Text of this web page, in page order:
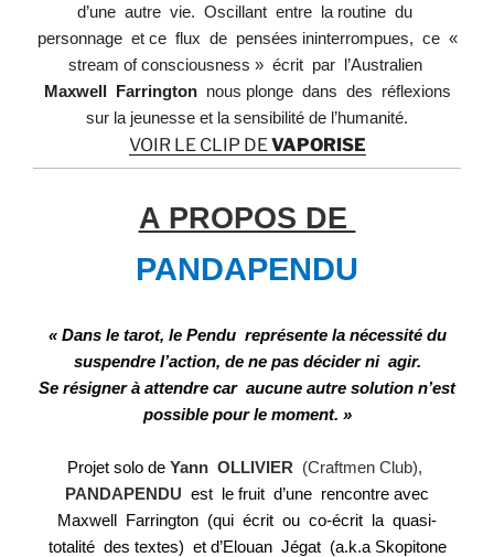
d’une autre vie. Oscillant entre la routine du
personnage et ce flux de pensées ininterrompues, ce «
stream of consciousness » écrit par l’Australien
Maxwell Farringtonnous plonge dans des réflexions
sur la jeunesse et la sensibilité de l’humanité.
VOIR LE CLIP DEVAPORISE
A PROPOS DE
PANDAPENDU
« Dans le tarot, le Pendu représente la nécessité du
suspendre l’action, de ne pas décider ni agir.
Se résigner à attendre car aucune autre solution n’est
possible pour le moment. »
Projet solo de Yann OLLIVIER (Craftmen Club),
PANDAPENDU est le fruit d’une rencontre avec
Maxwell Farrington (qui écrit ou co-écrit la quasi-
totalité des textes) et d’Elouan Jégat (a.k.a Skopitone